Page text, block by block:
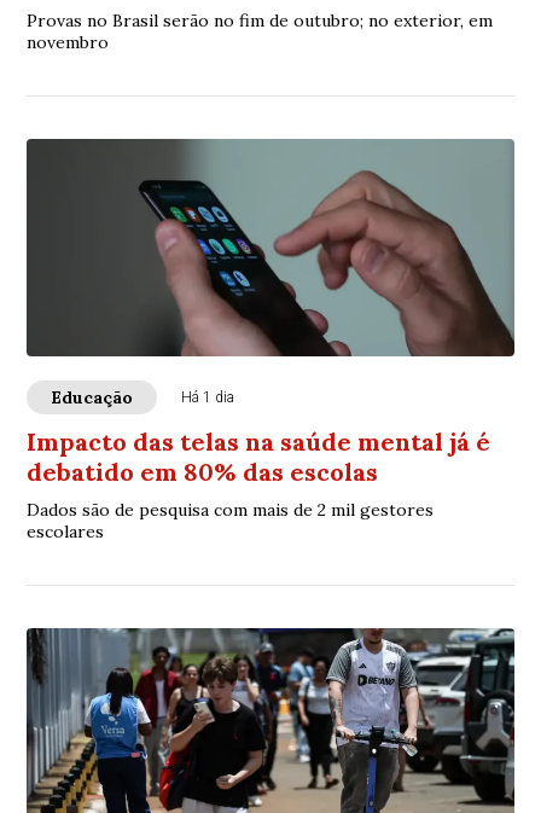
Provas no Brasil serão no fim de outubro; no exterior, em
novembro
Educação Há 1 dia
Impacto das telas na saúde mental já é
debatido em 80% das escolas
Dados são de pesquisa com mais de 2 mil gestores
escolares